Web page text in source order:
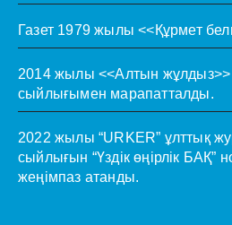
Газет 1979 жылы <<Құрмет
2014 жылы <<Алтын
сыйлығымен марапатталды.
2022 жылы “URKER” ұлттық
сыйлығын “Үздік өңірлік БАҚ”
жеңімпаз атанды.